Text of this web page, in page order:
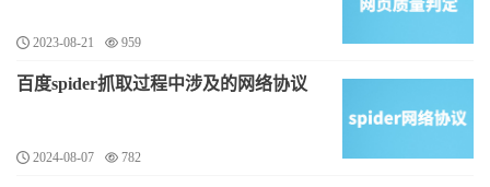
2023-08-21 959
百度spider抓取过程中涉及的网络协议
2024-08-07 782